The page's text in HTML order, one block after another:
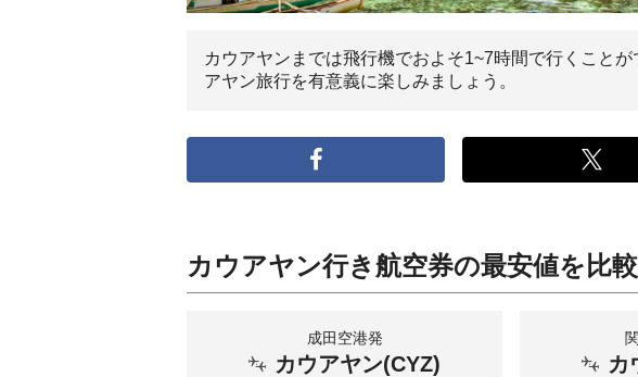
カウアヤンまでは飛行機でおよそ1~7時間で行くこと
アヤン旅行を有意義に楽しみましょう。
カウアヤン行き航空券の最安値を比較
成田空港発
カウアヤン(CYZ) カ